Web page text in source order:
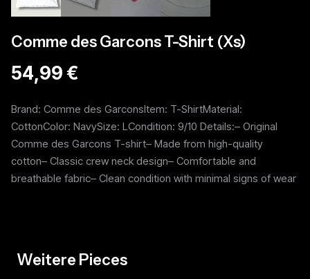
Comme des Garcons T-Shirt (Xs)
54,99 €
Brand: Comme des GarconsItem: T-ShirtMaterial:
CottonColor: NavySize: LCondition: 9/10 Details:– Original
Comme des Garcons T-shirt– Made from high-quality
cotton– Classic crew neck design– Comfortable and
breathable fabric– Clean condition with minimal signs of wear
Weitere Pieces